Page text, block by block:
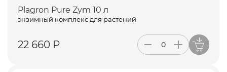
Plagron Pure Zym 10 л
энзимный комплекс для растений
22 660 Р